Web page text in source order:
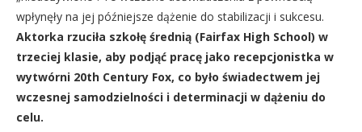
wpłynęły na jej późniejsze dążenie do stabilizacji i sukcesu.
Aktorka rzuciła szkołę średnią (Fairfax High School) w
trzeciej klasie, aby podjąć pracę jako recepcjonistka w
wytwórni 20th Century Fox, co było świadectwem jej
wczesnej samodzielności i determinacji w dążeniu do
celu.